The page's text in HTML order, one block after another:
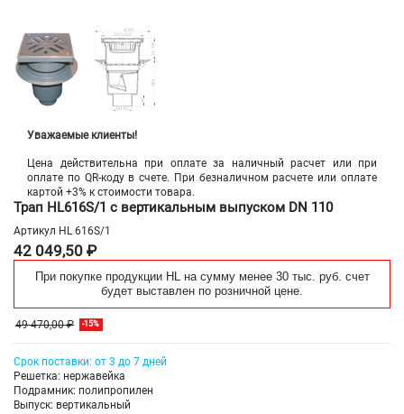
Уважаемые клиенты!
Цена действительна при оплате за наличный расчет или при
оплате по QR-коду в счете. При безналичном расчете или оплате
картой +3% к стоимости товара.
Трап HL616S/1 с вертикальным выпуском DN 110
Артикул HL 616S/1
42 049,50 ₽
При покупке продукции HL на сумму менее 30 тыс. руб. счет
будет выставлен по розничной цене.
49 470,00 ₽ -15%
Срок поставки: от 3 до 7 дней
Решетка: нержавейка
Подрамник: полипропилен
Выпуск: вертикальный